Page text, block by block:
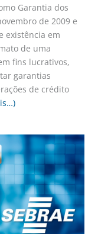
Garantia dos
de 2009 e
existência em
de uma
fins lucrativos,
garantias
de crédito